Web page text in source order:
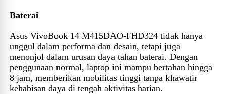
Baterai
Asus VivoBook 14 M415DAO-FHD324 tidak hanya
unggul dalam performa dan desain, tetapi juga
menonjol dalam urusan daya tahan baterai. Dengan
penggunaan normal, laptop ini mampu bertahan hingga
8 jam, memberikan mobilitas tinggi tanpa khawatir
kehabisan daya di tengah aktivitas harian.